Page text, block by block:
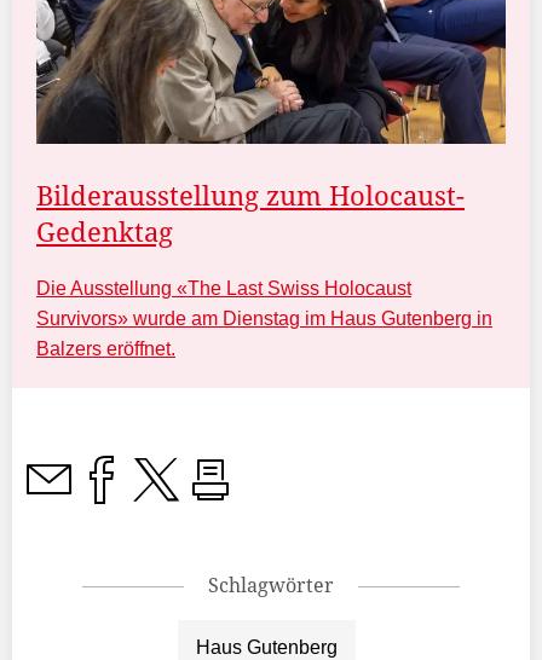
Bilderausstellung zum Holocaust-
Gedenktag
Die Ausstellung «The Last Swiss Holocaust
Survivors» wurde am Dienstag im Haus Gutenberg in
Balzers eröffnet.
Schlagwörter
Haus Gutenberg